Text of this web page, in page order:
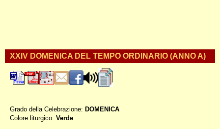
XXIV DOMENICA DEL TEMPO ORDINARIO (ANNO A)
Grado della Celebrazione: DOMENICA
Colore liturgico: Verde